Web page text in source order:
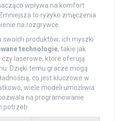
wpływa na komfort
to ryzyko zmęczenia
na rozgrywce.
swoich produktów; ich myszki
technologie, takie jak
laserowe, które oferują
Dzięki temu gracze mogą
co jest kluczowe w
wiele modeli umożliwia
na programowanie
potrzeb.